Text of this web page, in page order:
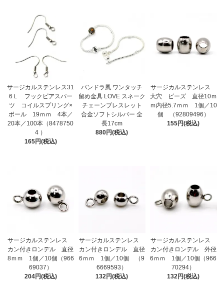
サージカルステンレス31
6Ｌ フックピアスパー
ツ コイルスプリング×
ボール 19ｍｍ 4本／
20本／100本（8478750
4 ）
165円(税込)
パンドラ風 ワンタッチ
留め金具 LOVE スネーク
チェーンブレスレット
合金ソフトシルバー 全
長17cm
880円(税込)
サージカルステンレス
大穴 ビーズ 直径10ｍ
ｍ内径5.7ｍｍ 1個／10
個 （92809496）
155円(税込)
サージカルステンレス
カン付きロンデル 直径
8ｍｍ 1個／10個（966
69037）
204円(税込)
サージカルステンレス
カン付きロンデル 直径
6ｍｍ 1個／10個 （9
6669593）
132円(税込)
サージカルステンレス
カン付きロンデル 外径
6ｍｍ 1個／10個（966
70294）
132円(税込)